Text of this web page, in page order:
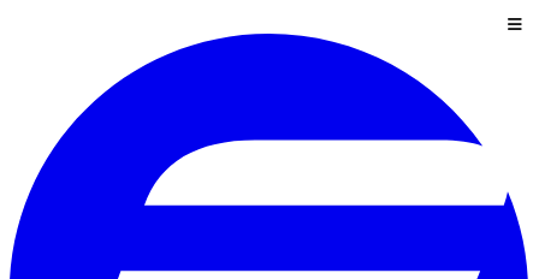
تخطي إلى المحتوى